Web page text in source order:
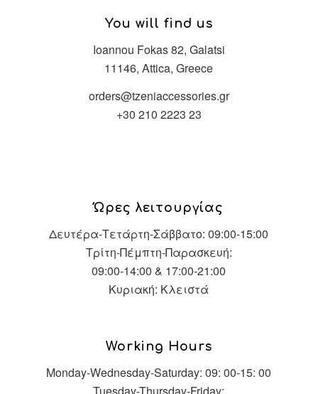
You will find us
Ioannou Fokas 82, Galatsi
11146, Attica, Greece
orders@tzeniaccessories.gr
+30 210 2223 23
Ώρες λειτουργίας
Δευτέρα-Τετάρτη-Σάββατο: 09:00-15:00
Τρίτη-Πέμπτη-Παρασκευή:
09:00-14:00 & 17:00-21:00
Κυριακή: Κλειστά
Working Hours
Monday-Wednesday-Saturday: 09: 00-15: 00
Tuesday-Thursday-Friday: